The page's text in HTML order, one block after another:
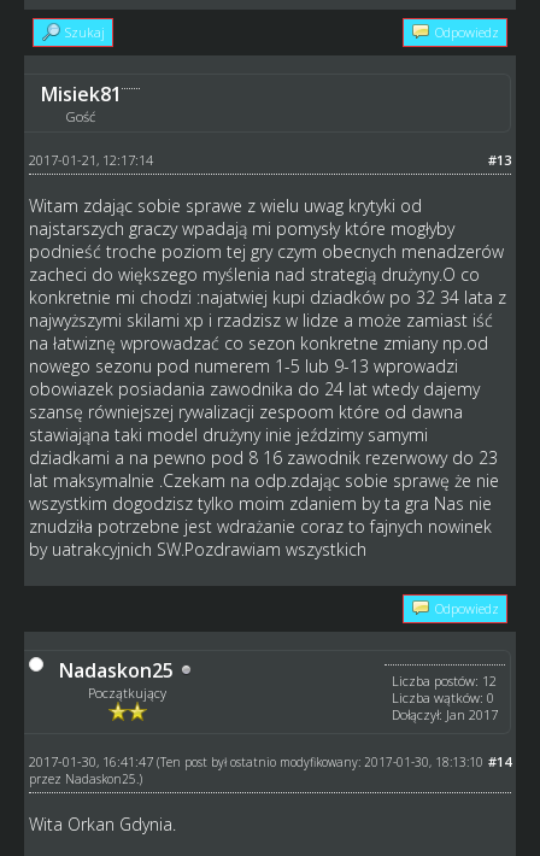
Szukaj Odpowiedz
Misiek81
Gość
#13
2017-01-21, 12:17:14
Witam zdając sobie sprawe z wielu uwag krytyki od
najstarszych graczy wpadają mi pomysły które mogłyby
podnieść troche poziom tej gry czym obecnych menadzerów
zacheci do większego myślenia nad strategią drużyny.O co
konkretnie mi chodzi :najatwiej kupi dziadków po 32 34 lata z
najwyższymi skilami xp i rzadzisz w lidze a może zamiast iść
na łatwiznę wprowadzać co sezon konkretne zmiany np.od
nowego sezonu pod numerem 1-5 lub 9-13 wprowadzi
obowiazek posiadania zawodnika do 24 lat wtedy dajemy
szansę równiejszej rywalizacji zespoom które od dawna
stawiająna taki model drużyny inie jeździmy samymi
dziadkami a na pewno pod 8 16 zawodnik rezerwowy do 23
lat maksymalnie .Czekam na odp.zdając sobie sprawę że nie
wszystkim dogodzisz tylko moim zdaniem by ta gra Nas nie
znudziła potrzebne jest wdrażanie coraz to fajnych nowinek
by uatrakcyjnich SW.Pozdrawiam wszystkich
Odpowiedz
Nadaskon25
Początkujący
Liczba postów: 12
Liczba wątków: 0
Dołączył: Jan 2017
#14
2017-01-30, 16:41:47 (Ten post był ostatnio modyfikowany: 2017-01-30, 18:13:10
przez Nadaskon25 .)
Wita Orkan Gdynia.